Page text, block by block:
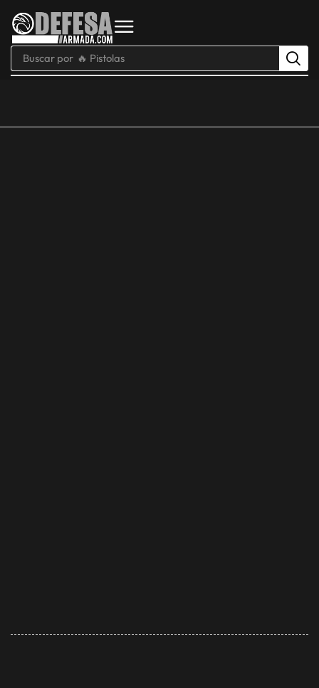
Buscar por 🔥 Pistolas